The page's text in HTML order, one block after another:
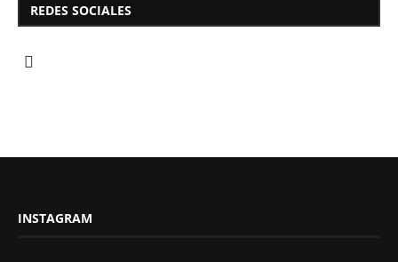
REDES SOCIALES
INSTAGRAM